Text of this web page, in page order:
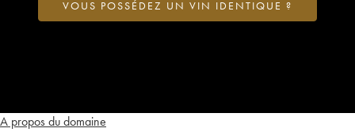
A propos du domaine
VOUS POSSÉDEZ UN VIN IDENTIQUE ?